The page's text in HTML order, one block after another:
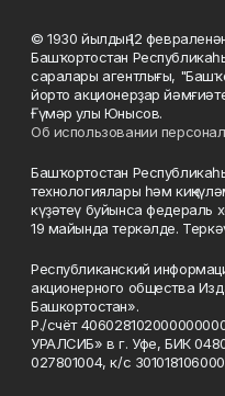
© 1930 йылдың 12
Башҡортостан
саралары агентлығы,
йорто акционерҙар
Ғүмәр улы Юнысов.
Об использовании
Башҡортостан
технологиялары һәм
күҙәтеү буйынса федераль
19 майында теркәлде.
Республиканский
акционерного общества
Башкортостан».
Р./счёт
УРАЛСИБ» в г. Уфе, БИК
027801004, к/с